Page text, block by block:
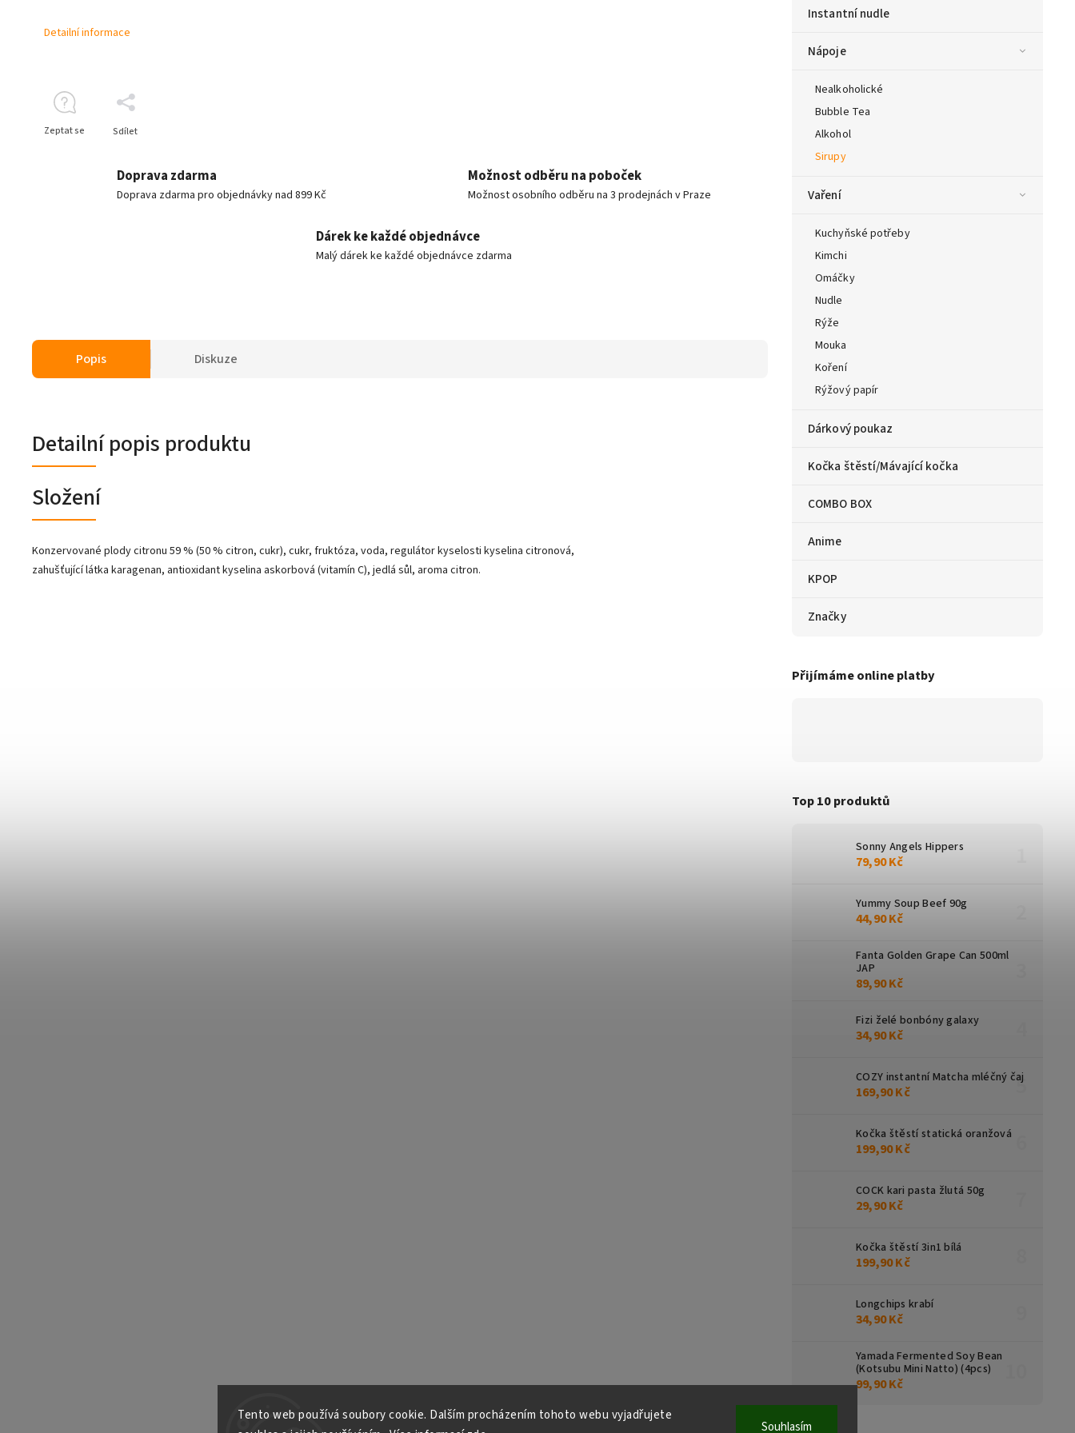
Tento web používá soubory cookie. Dalším procházením tohoto webu vyjadřujete
Souhlasím
Instantní nudle
Nápoje
Nealkoholické
Bubble Tea
Alkohol
Sirupy
Vaření
Kuchyňské potřeby
Kimchi
Omáčky
Nudle
Rýže
Mouka
Koření
Rýžový papír
Dárkový poukaz
Kočka štěstí/Mávající kočka
COMBO BOX
Anime
KPOP
Značky
Přijímáme online platby
Top 10 produktů
Sonny Angels Hippers
79,90 Kč
Yummy Soup Beef 90g
44,90 Kč
Fanta Golden Grape Can 500ml
JAP
89,90 Kč
Fizi želé bonbóny galaxy
34,90 Kč
COZY instantní Matcha mléčný čaj
169,90 Kč
Kočka štěstí statická oranžová
199,90 Kč
COCK kari pasta žlutá 50g
29,90 Kč
Kočka štěstí 3in1 bílá
199,90 Kč
Longchips krabí
34,90 Kč
Yamada Fermented Soy Bean
(Kotsubu Mini Natto) (4pcs)
99,90 Kč
Detailní informace
Zeptat se Sdílet
Doprava zdarma
Doprava zdarma pro objednávky nad 899 Kč
Možnost odběru na poboček
Možnost osobního odběru na 3 prodejnách v Praze
Dárek ke každé objednávce
Malý dárek ke každé objednávce zdarma
Popis Diskuze
Detailní popis produktu
Složení
Konzervované plody citronu 59 % (50 % citron, cukr), cukr, fruktóza, voda, regulátor kyselosti kyselina citronová,
zahušťující látka karagenan, antioxidant kyselina askorbová (vitamín C), jedlá sůl, aroma citron.